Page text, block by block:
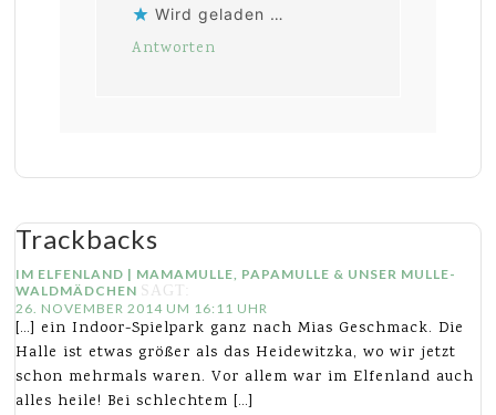
Wird geladen …
Antworten
Trackbacks
IM ELFENLAND | MAMAMULLE, PAPAMULLE & UNSER MULLE-
WALDMÄDCHEN SAGT:
26. NOVEMBER 2014 UM 16:11 UHR
[…] ein Indoor-Spielpark ganz nach Mias Geschmack. Die
Halle ist etwas größer als das Heidewitzka, wo wir jetzt
schon mehrmals waren. Vor allem war im Elfenland auch
alles heile! Bei schlechtem […]